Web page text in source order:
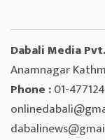
Dabali Media
Anamnagar
Phone :01-